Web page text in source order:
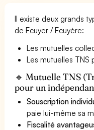
Il existe deux grands
de Ecuyer / Ecuyère:
Les mutuelles
Les mutuelles
🔹 Mutuelle TNS
pour un
Souscription
paie lui-même sa
Fiscalité